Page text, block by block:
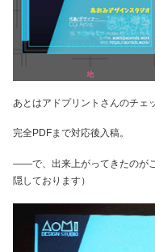
あとはアドプリントさんのチェ
完全PDFまで対応後入稿。
――で、出来上がってきたのが
隠しております）